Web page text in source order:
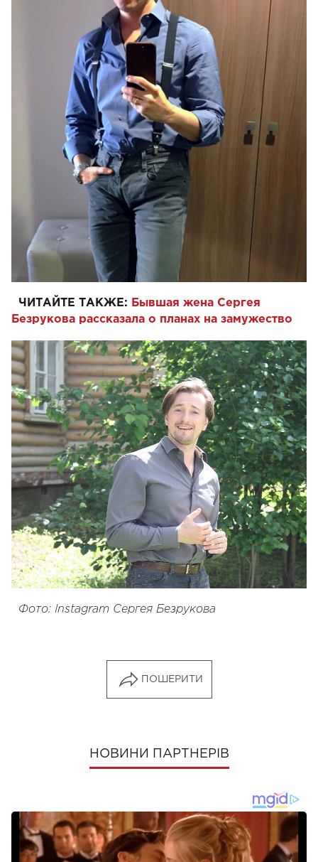
ЧИТАЙТЕ ТАКЖЕ: Бывшая жена Сергея
Безрукова рассказала о планах на замужество
Фото: Instagram Сергея Безрукова
ПОШЕРИТИ
НОВИНИ ПАРТНЕРІВ